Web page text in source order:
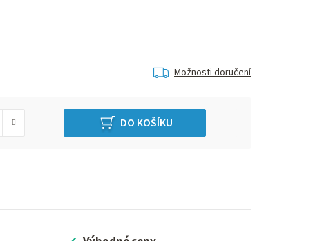
Možnosti doručení
DO KOŠÍKU